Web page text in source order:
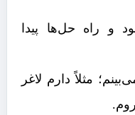
و راه حل‌ها پیدا
مثلاً دارم لاغر